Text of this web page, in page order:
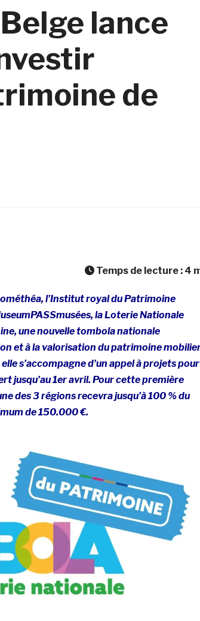
lance
de
Temps de lecture : 4
l’Institut royal du Patrimoine
la Loterie Nationale
une nouvelle tombola nationale
et à la valorisation du patrimoine
s’accompagne d’un appel à projets pour
jusqu’au 1er avril. Pour cette première
des 3 régions recevra jusqu’à 100 % du
de 150.000 €.